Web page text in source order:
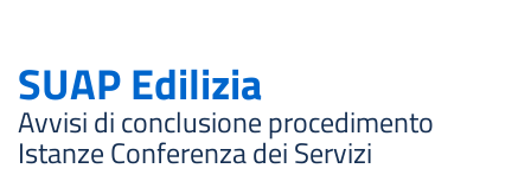
SUAP Edilizia
Avvisi di conclusione procedimento
Istanze Conferenza dei Servizi